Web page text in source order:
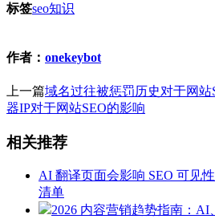
标签seo知识
作者： onekeybot
上一篇域名过往被惩罚历史对于网站
器IP对于网站SEO的影响
相关推荐
AI 翻译页面会影响 SEO 可见
清单
2026 内容营销趋势指南：